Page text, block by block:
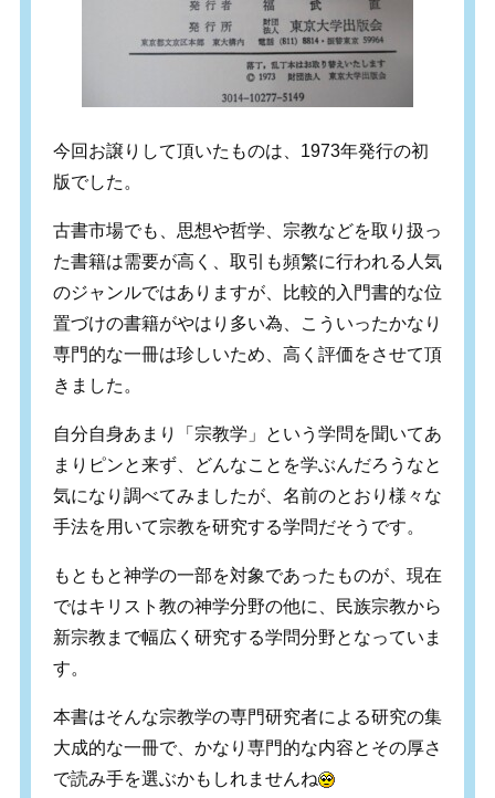
今回お譲りして頂いたものは、1973年発行の初
版でした。
古書市場でも、思想や哲学、宗教などを取り扱っ
た書籍は需要が高く、取引も頻繁に行われる人気
のジャンルではありますが、比較的入門書的な位
置づけの書籍がやはり多い為、こういったかなり
専門的な一冊は珍しいため、高く評価をさせて頂
きました。
自分自身あまり「宗教学」という学問を聞いてあ
まりピンと来ず、どんなことを学ぶんだろうなと
気になり調べてみましたが、名前のとおり様々な
手法を用いて宗教を研究する学問だそうです。
もともと神学の一部を対象であったものが、現在
ではキリスト教の神学分野の他に、民族宗教から
新宗教まで幅広く研究する学問分野となっていま
す。
本書はそんな宗教学の専門研究者による研究の集
大成的な一冊で、かなり専門的な内容とその厚さ
で読み手を選ぶかもしれませんね